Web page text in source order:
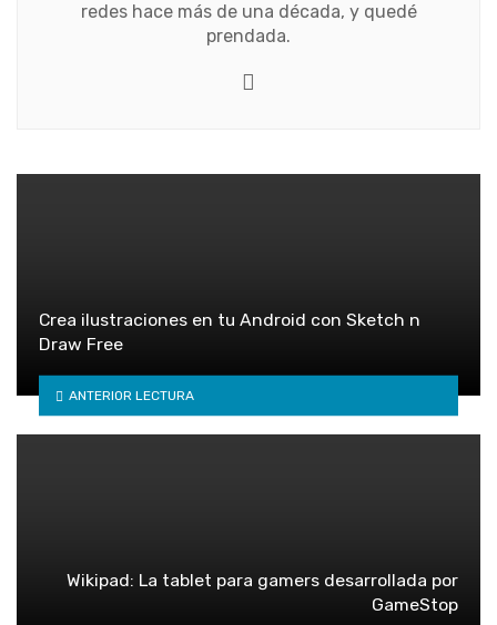
redes hace más de una década, y quedé
prendada.
Crea ilustraciones en tu Android con Sketch n
Draw Free
ANTERIOR LECTURA
Wikipad: La tablet para gamers desarrollada por
GameStop